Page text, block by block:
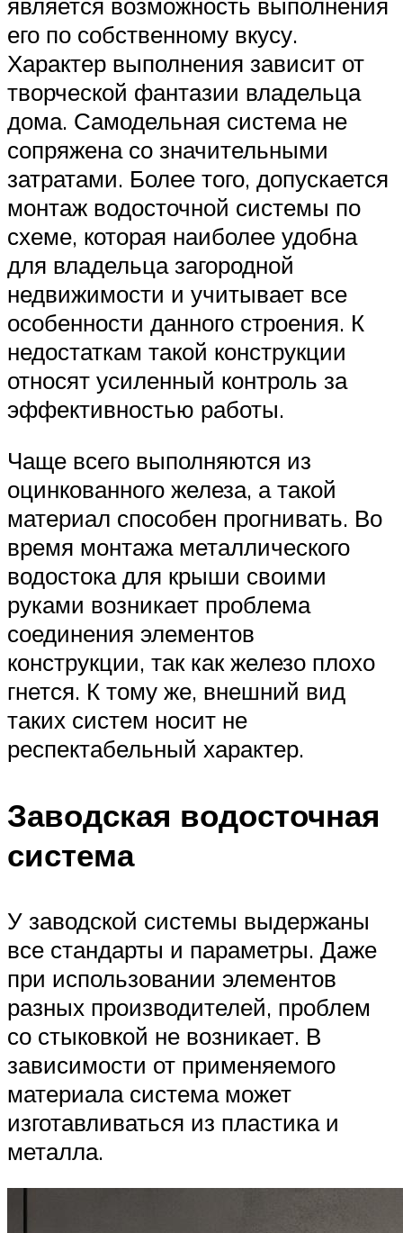
его по собственному вкусу.
Характер выполнения зависит от
творческой фантазии владельца
дома. Самодельная система не
сопряжена со значительными
затратами. Более того, допускается
монтаж водосточной системы по
схеме, которая наиболее удобна
для владельца загородной
недвижимости и учитывает все
особенности данного строения. К
недостаткам такой конструкции
относят усиленный контроль за
эффективностью работы.
Чаще всего выполняются из
оцинкованного железа, а такой
материал способен прогнивать. Во
время монтажа металлического
водостока для крыши своими
руками возникает проблема
соединения элементов
конструкции, так как железо плохо
гнется. К тому же, внешний вид
таких систем носит не
респектабельный характер.
Заводская водосточная
система
У заводской системы выдержаны
все стандарты и параметры. Даже
при использовании элементов
разных производителей, проблем
со стыковкой не возникает. В
зависимости от применяемого
материала система может
изготавливаться из пластика и
металла.